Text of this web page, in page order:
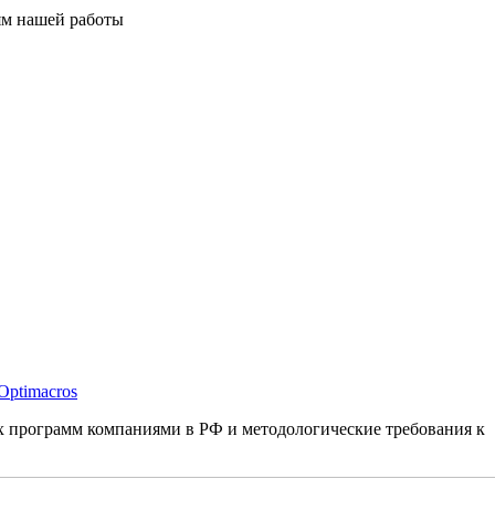
нашей работы
компаниями в РФ и методологические требования к